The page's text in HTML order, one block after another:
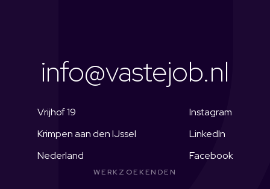
info@vastejob.nl
Vrijhof 19
Krimpen aan den IJssel
Nederland
Instagram
LinkedIn
Facebook
WERKZOEKENDEN